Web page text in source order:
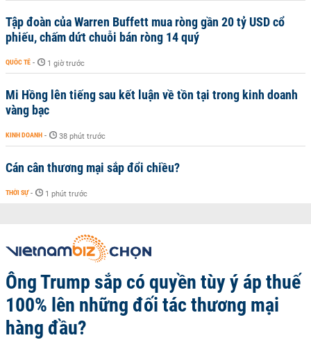
Tập đoàn của Warren Buffett mua ròng gần 20 tỷ USD cổ
phiếu, chấm dứt chuỗi bán ròng 14 quý
QUỐC TẾ - 1 giờ trước
Mi Hồng lên tiếng sau kết luận về tồn tại trong kinh doanh
vàng bạc
KINH DOANH - 38 phút trước
Cán cân thương mại sắp đổi chiều?
THỜI SỰ - 1 phút trước
Ông Trump sắp có quyền tùy ý áp thuế
100% lên những đối tác thương mại
hàng đầu?